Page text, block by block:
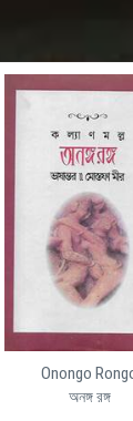
Onongo
অনঙ্গ রঙ্গ